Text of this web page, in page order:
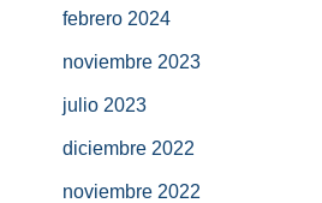
febrero 2024
noviembre 2023
julio 2023
diciembre 2022
noviembre 2022